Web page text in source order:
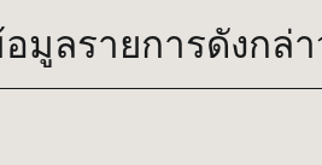
มูลรายการดังกล่